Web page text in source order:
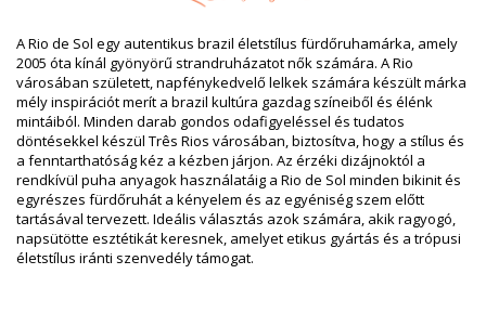
Termék információ
Osztály: Nő, Bikini alsók
Csomag tartalma: 1 x Bikini alsók (Egyéb felszereléseket nem
tartalmaz)
HS CODE: 6112.41.0010
SKU: 1981121378
EAN: XS (7899810304100), S (7899810304117), M (7899810304124),
L (7899810304131), XL (7899810304148)
Súly: 45g / 0.1lb / 1.59oz
A nyomtatás nem pontos és változhat a vágás szerint
Retusált képek
Mosási & ápolási utasítások
A Rio de Sol egy autentikus brazil életstílus fürdőruhamárka, amely
2005 óta kínál gyönyörű strandruházatot nők számára. A Rio
városában született, napfénykedvelő lelkek számára készült márka
mély inspirációt merít a brazil kultúra gazdag színeiből és élénk
mintáiból. Minden darab gondos odafigyeléssel és tudatos
döntésekkel készül Três Rios városában, biztosítva, hogy a stílus és
a fenntarthatóság kéz a kézben járjon. Az érzéki dizájnoktól a
rendkívül puha anyagok használatáig a Rio de Sol minden bikinit és
egyrészes fürdőruhát a kényelem és az egyéniség szem előtt
tartásával tervezett. Ideális választás azok számára, akik ragyogó,
napsütötte esztétikát keresnek, amelyet etikus gyártás és a trópusi
életstílus iránti szenvedély támogat.